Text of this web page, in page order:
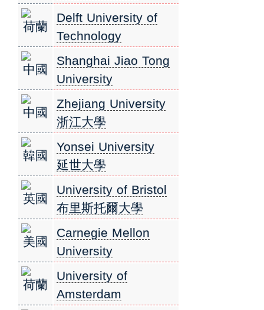
Angeles (UCLA) 加
州大學洛杉磯分校
荷蘭
Delft University of
Technology
台夫特理工大學
中國
Shanghai Jiao Tong
University
上海交通大學
中國
Zhejiang University
浙江大學
韓國
Yonsei University
延世大學
英國
University of Bristol
布里斯托爾大學
美國
Carnegie Mellon
University
卡內基美隆大學
荷蘭
University of
Amsterdam